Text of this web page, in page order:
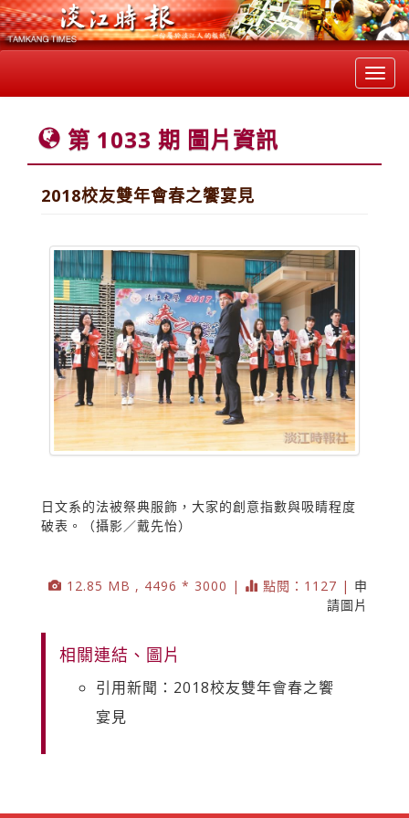
第 1033 期 圖片資訊
2018校友雙年會春之饗宴見
日文系的法被祭典服飾，大家的創意指數與吸睛程度
破表。（攝影／戴先怡）
12.85 MB , 4496 * 3000 | 點閱：1127 | 申
請圖片
相關連結、圖片
引用新聞：2018校友雙年會春之饗
宴見